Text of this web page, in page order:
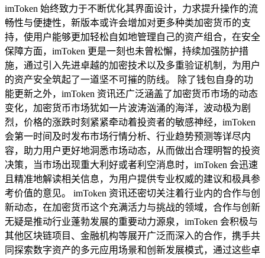
imToken 始终致力于不断优化其界面设计，力求提升操作的流
畅性与便捷性，新版本或许会增加对更多种类加密货币的支
持，使用户能够更加轻松自如地管理自己的资产组合，在安全
保障方面，imToken 更是一刻也未曾松懈，持续加强防护措
施，通过引入先进卓越的加密技术以及多重验证机制，为用户
的资产安全筑起了一道坚不可摧的防线。 除了钱包自身的功
能更新之外，imToken 资讯还广泛涵盖了加密货币市场的动态
变化，加密货币市场犹如一片波涛汹涌的海洋，波动极为剧
烈，价格的涨跌时刻紧紧牵动着投资者的敏感神经，imToken
会第一时间及时发布市场行情分析、行业趋势预测等详尽内
容，助力用户更好地洞悉市场动态，从而做出合理明智的投资
决策，当市场出现重大利好或者利空消息时，imToken 会迅速
且精准地解读相关信息，为用户提供专业权威的建议和极具参
考价值的意见。 imToken 资讯还密切关注着行业内的合作与创
新动态，在加密货币这个充满活力与挑战的领域，合作与创新
无疑是推动行业蓬勃发展的重要动力源泉，imToken 会积极与
其他区块链项目、金融机构等展开广泛而深入的合作，携手共
同探索数字资产的多元应用场景和创新发展模式，通过这些卓